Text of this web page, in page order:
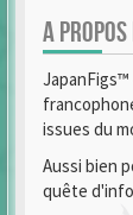
A
issues du
Aussi bien
quête